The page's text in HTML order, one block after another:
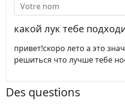
какой лук тебе
привет!скоро лето а это
решиться что лучше тебе
Des questions